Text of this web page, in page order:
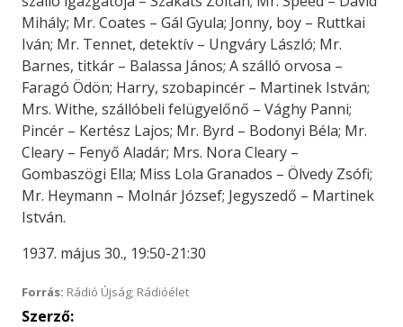
Mihály; Mr. Coates – Gál Gyula; Jonny, boy – Ruttkai
Iván; Mr. Tennet, detektív – Ungváry László; Mr.
Barnes, titkár – Balassa János; A szálló orvosa –
Faragó Ödön; Harry, szobapincér – Martinek István;
Mrs. Withe, szállóbeli felügyelőnő – Vághy Panni;
Pincér – Kertész Lajos; Mr. Byrd – Bodonyi Béla; Mr.
Cleary – Fenyő Aladár; Mrs. Nora Cleary –
Gombaszögi Ella; Miss Lola Granados – Ölvedy Zsófi;
Mr. Heymann – Molnár József; Jegyszedő – Martinek
István.
1937. május 30., 19:50-21:30
Forrás: Rádió Újság; Rádióélet
Szerző: